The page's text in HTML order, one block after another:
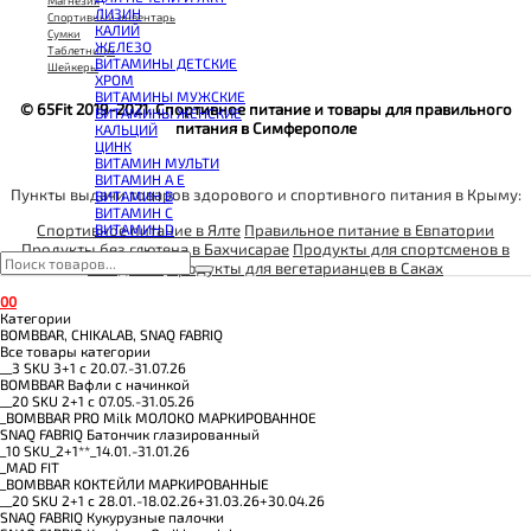
КРЕАТИН
ПОЛЕЗНЫЕ ЖИРЫ
ПРОТЕИН
ПРОТЕИНОВОЕ ПЕЧЕНЬЕ
ПРОТЕИНОВЫЕ БАТОНЧИКИ
ПРОТЕИНОВЫЕ КАШИ
ТЕСТОБУСТЕРЫ
ЦИТРУЛЛИН МАЛАТ
ПРЕДТРЕНИРОВОЧНЫЕ КОМПЛЕКСЫ
ЭНЕРГЕТИКИ И ЖИРОСЖИГАТЕЛИ#
ЛИЗИН
КАЛИЙ
ЖЕЛЕЗО
ВИТАМИНЫ ДЕТСКИЕ
ХРОМ
ВИТАМИНЫ МУЖСКИЕ
ВИТАМИНЫ ЖЕНСКИЕ
КАЛЬЦИЙ
ЦИНК
ВИТАМИН МУЛЬТИ
ВИТАМИН A E
ВИТАМИН B
ВИТАМИН C
ВИТАМИН D
Спортивный инвентарь
Сумки
Таблетницы
Шейкеры
© 65Fit 2019-2021. Спортивное питание и товары для правильного
питания в Симферополе
Пункты выдачи товаров здорового и спортивного питания в Крыму:
Спортивное питание в Ялте Правильное питание в Евпатории
Продукты без глютена в Бахчисарае Продукты для спортсменов в
Феодосии
Продукты для вегетарианцев в Саках
00
Категории
BOMBBAR, CHIKALAB, SNAQ FABRIQ
Все товары категории
__3 SKU 3+1 с 20.07.-31.07.26
BOMBBAR Вафли с начинкой
__20 SKU 2+1 с 07.05.-31.05.26
_BOMBBAR PRO Milk МОЛОКО МАРКИРОВАННОЕ
SNAQ FABRIQ Батончик глазированный
_10 SKU_2+1**_14.01.-31.01.26
_MAD FIT
_BOMBBAR КОКТЕЙЛИ МАРКИРОВАННЫЕ
__20 SKU 2+1 с 28.01.-18.02.26+31.03.26+30.04.26
SNAQ FABRIQ Кукурузные палочки